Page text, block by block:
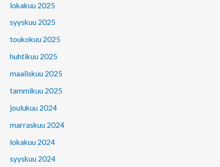
lokakuu 2025
syyskuu 2025
toukokuu 2025
huhtikuu 2025
maaliskuu 2025
tammikuu 2025
joulukuu 2024
marraskuu 2024
lokakuu 2024
syyskuu 2024